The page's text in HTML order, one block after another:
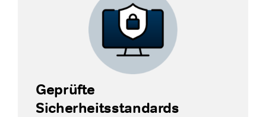
Geprüfte
Sicherheitsstandards